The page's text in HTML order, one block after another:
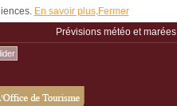
En savoir plus. Fermer
Prévisions météo et marées